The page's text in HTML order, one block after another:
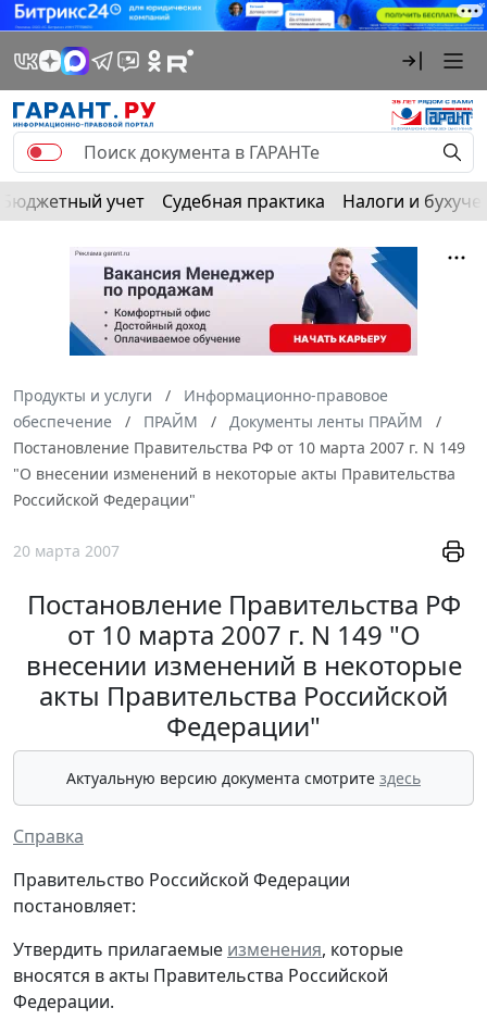
Бюджетный учет Судебная практика Налоги и
Продукты и услуги
Информационно-правовое
обеспечение
ПРАЙМ
Документы ленты ПРАЙМ
Постановление Правительства РФ от 10 марта 2007 г. N 149
"О внесении изменений в некоторые акты Правительства
Российской Федерации"
20 марта 2007
Постановление Правительства РФ
от 10 марта 2007 г. N 149 "О
внесении изменений в некоторые
акты Правительства Российской
Федерации"
Актуальную версию документа смотрите здесь
Справка
Правительство Российской Федерации
постановляет:
Утвердить прилагаемые изменения, которые
вносятся в акты Правительства Российской
Федерации.